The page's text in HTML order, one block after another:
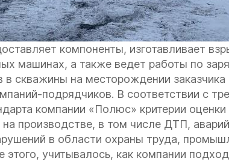
компоненты, изготавливает
машинах, а также ведет работы по
в скважины на месторождении
подрядчиков. В соответствии с
компании «Полюс» критерии
производстве, в том числе ДТП,
в области охраны труда,
этого, учитывалось, как компании